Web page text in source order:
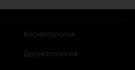
Косметология
Дерматология